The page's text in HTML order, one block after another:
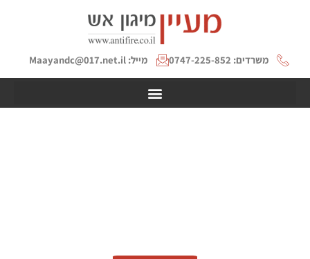
משרדים: 0747-225-852 מייל: Maayandc@017.net.il